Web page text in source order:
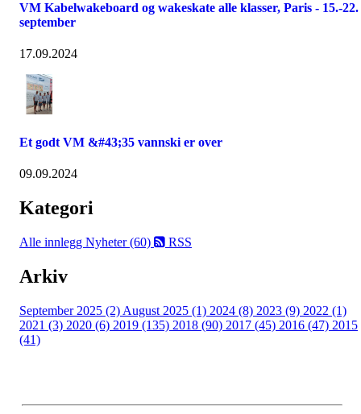
VM Kabelwakeboard og wakeskate alle klasser, Paris - 15.-22.
september
17.09.2024
Et godt VM &#43;35 vannski er over
09.09.2024
Kategori
Alle innlegg Nyheter (60) RSS
Arkiv
September 2025 (2) August 2025 (1) 2024 (8) 2023 (9) 2022 (1)
2021 (3) 2020 (6) 2019 (135) 2018 (90) 2017 (45) 2016 (47) 2015
(41)